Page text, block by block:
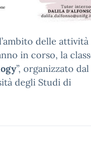
delle attività
in corso, la
”, organizzato dal
degli Studi di